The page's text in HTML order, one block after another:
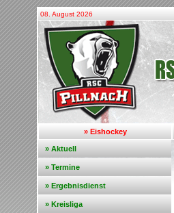
08. August 2026
» Eishockey
» Aktuell
» Termine
» Ergebnisdienst
» Kreisliga